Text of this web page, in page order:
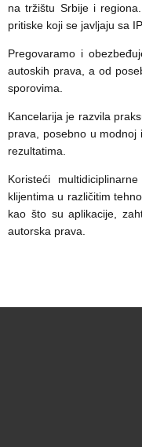
na tržištu Srbije i
pritiske koji se javljaju sa
Pregovaramo i
autoskih prava, a od
sporovima.
Kancelarija je razvila
prava, posebno u modnoj
rezultatima.
Koristeći
klijentima u različitim
kao što su aplikacije,
autorska prava.